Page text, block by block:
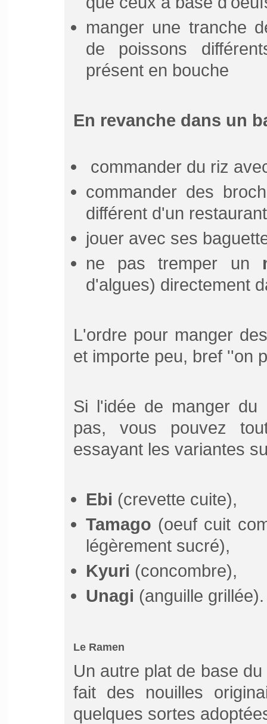
manger une tranche
de poissons
présent en bouche
En revanche dans un
commander du riz
commander des
différent d'un
jouer avec ses
ne pas tremper un
d'algues) directement
L'ordre pour manger
et importe peu, bref ''on
Si l'idée de manger du
pas, vous pouvez
essayant les variantes
Ebi (crevette cuite),
Tamago (oeuf cuit
légèrement sucré),
Kyuri (concombre),
Unagi (anguille grillée).
Le Ramen
Un autre plat de base
fait des nouilles
quelques sortes